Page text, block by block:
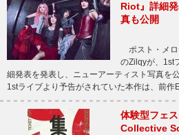
Riot』詳細
真も公開
ポスト・メロ
のZilqyが、1st
細発表を発表し、ニューアーティスト写真
1stライブより予告がされていた本作は、前
体験型フェ
Collective